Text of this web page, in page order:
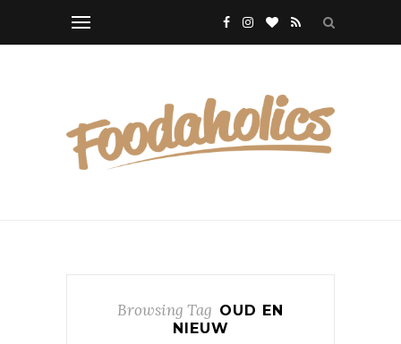
Browsing Tag OUD EN
NIEUW